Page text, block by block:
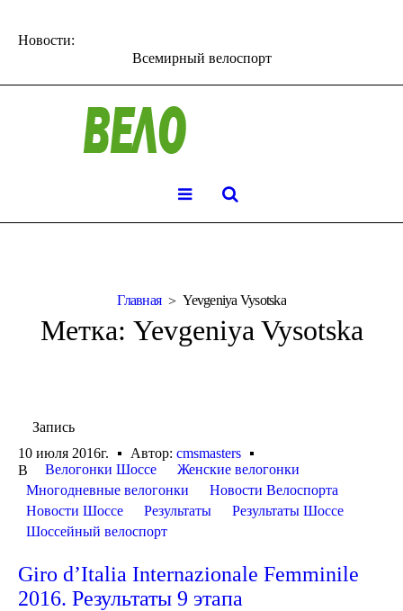
Новости:
Всемирный велоспорт
Главная Yevgeniya Vysotska
Метка: Yevgeniya Vysotska
Запись
10 июля 2016г.
Автор: cmsmasters
В
Велогонки Шоссе
Женские велогонки
Многодневные велогонки
Новости Велоспорта
Новости Шоссе
Результаты
Результаты Шоссе
Шоссейный велоспорт
Giro d’Italia Internazionale Femminile
2016. Результаты 9 этапа